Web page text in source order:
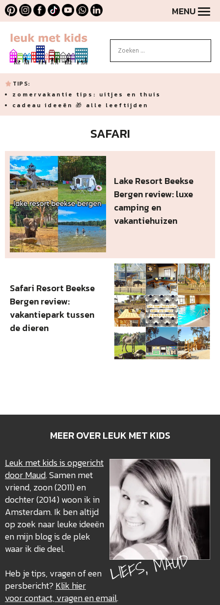
MENU
TIPS:
zomervakantie tips: uitjes en thuis
cadeau ideeën 🎁 alle leeftijden
SAFARI
Lake Resort Beekse
Bergen review: luxe
camping en
vakantiehuizen
Safari Resort Beekse
Bergen review:
vakantiepark tussen
de dieren
MEER OVER LEUK MET KIDS
LIEFS, MAUD
Leuk met kids is opgericht
door Maud. Samen met
vriend, zoon (2011) en
dochter (2014) woon ik in
Amsterdam. Ik ben altijd
op zoek naar leuke ideeën
en mijn blog is de plek
waar ik die deel.
Heb je tips, vragen of een
persbericht? Klik hier
voor contact, vragen en email.